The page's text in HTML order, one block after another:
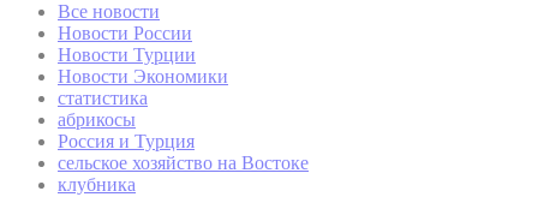
Все новости
Новости России
Новости Турции
Новости Экономики
статистика
абрикосы
Россия и Турция
сельское хозяйство на Востоке
клубника